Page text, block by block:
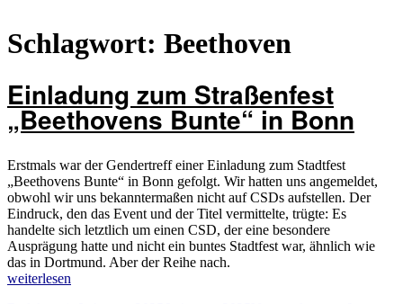
Schlagwort: Beethoven
Einladung zum Straßenfest
„Beethovens Bunte“ in Bonn
Erstmals war der Gendertreff einer Einladung zum Stadtfest
„Beethovens Bunte“ in Bonn gefolgt. Wir hatten uns angemeldet,
obwohl wir uns bekanntermaßen nicht auf CSDs aufstellen. Der
Eindruck, den das Event und der Titel vermittelte, trügte: Es
handelte sich letztlich um einen CSD, der eine besondere
Ausprägung hatte und nicht ein buntes Stadtfest war, ähnlich wie
das in Dortmund. Aber der Reihe nach.
„Einladung
weiterlesen